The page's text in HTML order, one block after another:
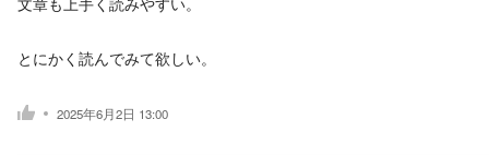
とにかく読んでみて欲しい。
2025年6月2日 13:00